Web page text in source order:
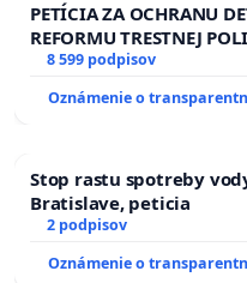
PETÍCIA ZA OCHRANU
REFORMU TRESTNEJ
#STOPPDFL
8 599 podpisov
Oznámenie o
Stop rastu spotreby
Bratislave, peticia
2 podpisov
Oznámenie o